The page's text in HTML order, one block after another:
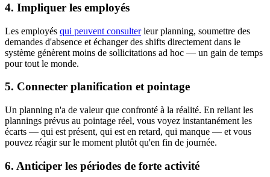
4. Impliquer les employés
Les employés qui peuvent consulterleur planning, soumettre des
demandes d'absence et échanger des shifts directement dans le
système génèrent moins de sollicitations ad hoc — un gain de temps
pour tout le monde.
5. Connecter planification et pointage
Un planning n'a de valeur que confronté à la réalité. En reliant les
plannings prévus au pointage réel, vous voyez instantanément les
écarts — qui est présent, qui est en retard, qui manque — et vous
pouvez réagir sur le moment plutôt qu'en fin de journée.
6. Anticiper les périodes de forte activité